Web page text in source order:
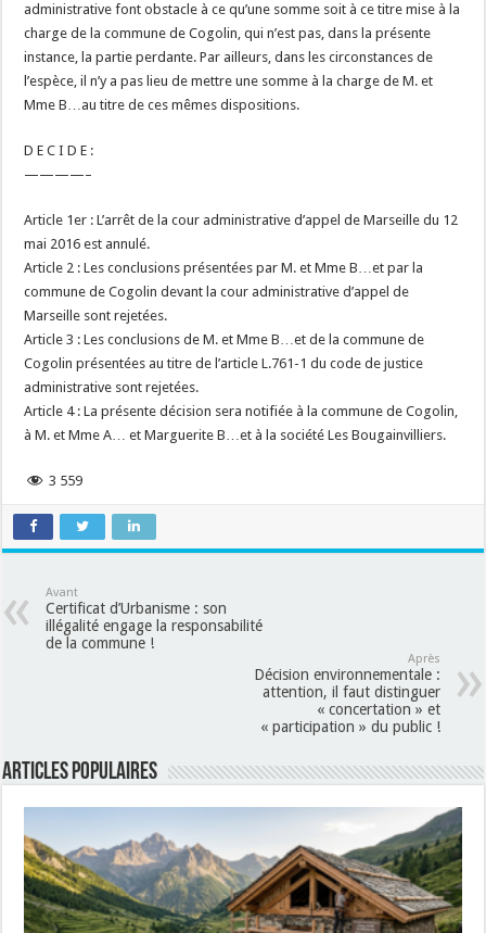
administrative font obstacle à ce qu’une somme soit à ce titre mise à la
charge de la commune de Cogolin, qui n’est pas, dans la présente
instance, la partie perdante. Par ailleurs, dans les circonstances de
l’espèce, il n’y a pas lieu de mettre une somme à la charge de M. et
Mme B…au titre de ces mêmes dispositions.
D E C I D E :
————–
Article 1er : L’arrêt de la cour administrative d’appel de Marseille du 12
mai 2016 est annulé.
Article 2 : Les conclusions présentées par M. et Mme B…et par la
commune de Cogolin devant la cour administrative d’appel de
Marseille sont rejetées.
Article 3 : Les conclusions de M. et Mme B…et de la commune de
Cogolin présentées au titre de l’article L.761-1 du code de justice
administrative sont rejetées.
Article 4 : La présente décision sera notifiée à la commune de Cogolin,
à M. et Mme A… et Marguerite B…et à la société Les Bougainvilliers.
3 559
Avant
Certificat d’Urbanisme : son
illégalité engage la responsabilité
de la commune !
Après
Décision environnementale :
attention, il faut distinguer
« concertation » et
« participation » du public !
Articles populaires